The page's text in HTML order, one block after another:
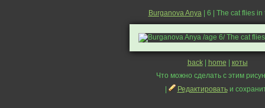
Burganova Anya| 6 | The cat flies in
back| home
коты
Что можно сделать с этим
Редактироватьи